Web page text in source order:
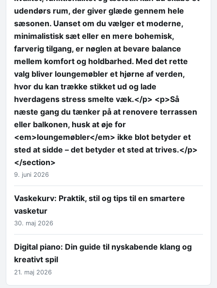
udendørs rum, der giver glæde gennem hele
sæsonen. Uanset om du vælger et moderne,
minimalistisk sæt eller en mere bohemisk,
farverig tilgang, er nøglen at bevare balance
mellem komfort og holdbarhed. Med det rette
valg bliver loungemøbler et hjørne af verden,
hvor du kan trække stikket ud og lade
hverdagens stress smelte væk.</p> <p>Så
næste gang du tænker på at renovere terrassen
eller balkonen, husk at øje for
<em>loungemøbler</em> ikke blot betyder et
sted at sidde – det betyder et sted at trives.</p>
</section>
9. juni 2026
Vaskekurv: Praktik, stil og tips til en smartere
vasketur
30. maj 2026
Digital piano: Din guide til nyskabende klang og
kreativt spil
21. maj 2026